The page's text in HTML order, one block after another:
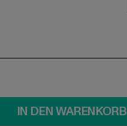
IN DEN WARENKORB